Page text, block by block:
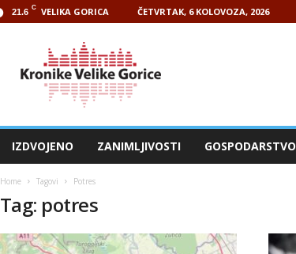
21.6 C VELIKA GORICA ČETVRTAK, 6 KOLOVOZA, 2026
IZDVOJENO ZANIMLJIVOSTI GOSPODARSTVO
Home Tagovi Potres
Tag: potres